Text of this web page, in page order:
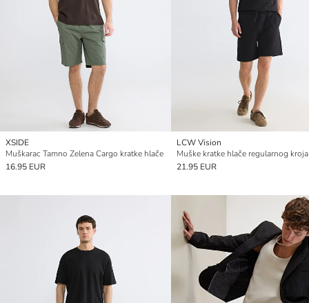
XSIDE
Muškarac Tamno Zelena Cargo kratke hlače
16.95 EUR
LCW Vision
Muške kratke hlače regularnog kroja
21.95 EUR